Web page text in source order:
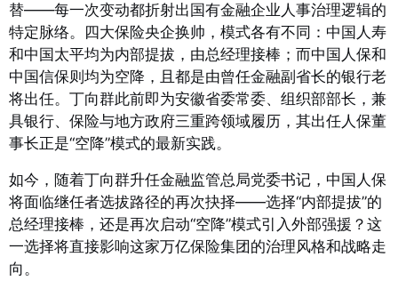
替——每一次变动都折射出国有金融企业人事治理逻辑的
特定脉络。四大保险央企换帅，模式各有不同：中国人寿
和中国太平均为内部提拔，由总经理接棒；而中国人保和
中国信保则均为空降，且都是由曾任金融副省长的银行老
将出任。丁向群此前即为安徽省委常委、组织部部长，兼
具银行、保险与地方政府三重跨领域履历，其出任人保董
事长正是“空降”模式的最新实践。
如今，随着丁向群升任金融监管总局党委书记，中国人保
将面临继任者选拔路径的再次抉择——选择“内部提拔”的
总经理接棒，还是再次启动“空降”模式引入外部强援？这
一选择将直接影响这家万亿保险集团的治理风格和战略走
向。